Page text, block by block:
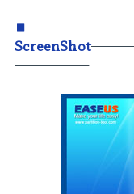
■
ScreenShot